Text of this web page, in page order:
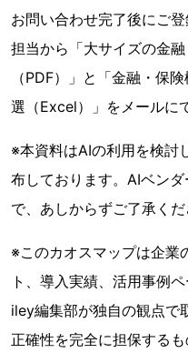
お問い合わせ完了後にご
担当から「大サイズの金
（PDF）」と「金融・保
選（Excel）」をメールに
※本資料はAIの利用を検討
布しております。AIベン
で、あしからずご了承くだ
※このカオスマップは企業
ト、導入実績、活用事例
iley編集部が独自の観点で
正確性を完全に担保するも